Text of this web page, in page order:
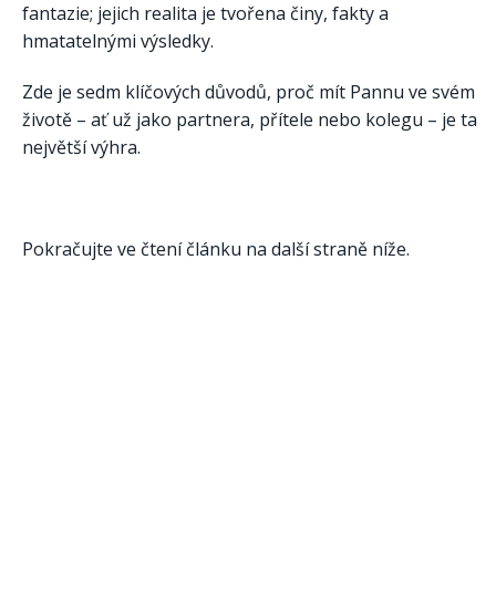
fantazie; jejich realita je tvořena činy, fakty a
hmatatelnými výsledky.
Zde je sedm klíčových důvodů, proč mít Pannu ve svém
životě – ať už jako partnera, přítele nebo kolegu – je ta
největší výhra.
Pokračujte ve čtení článku na další straně níže.